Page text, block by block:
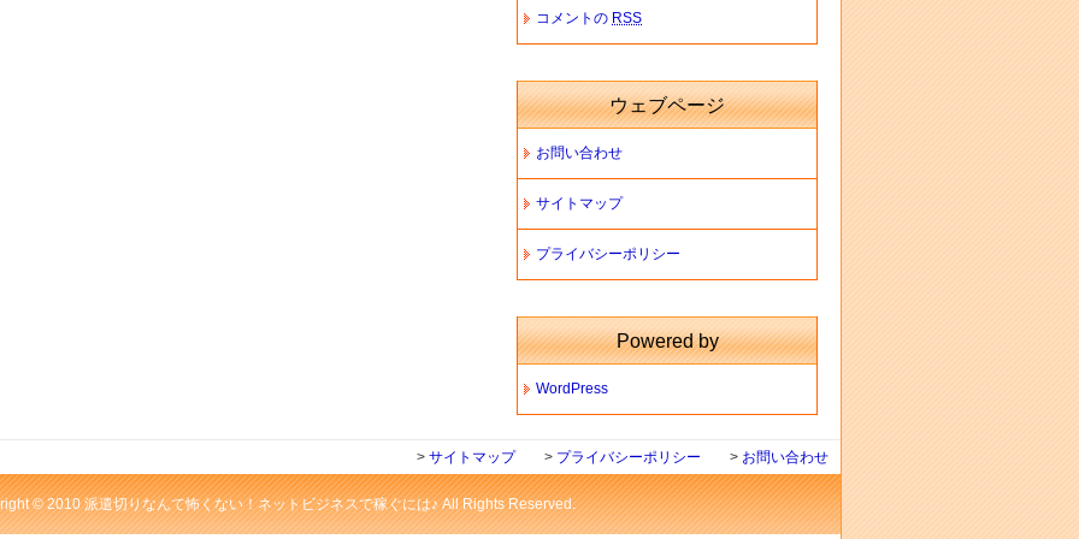
コメントの RSS
ウェブページ
お問い合わせ
サイトマップ
プライバシーポリシー
Powered by
WordPress
> サイトマップ > プライバシーポリシー > お問い合わせ
© 2010 派遣切りなんて怖くない！ネットビジネスで稼ぐには♪ All Rights Reserved.